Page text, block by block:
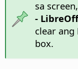
sa
-
clear ang
box.